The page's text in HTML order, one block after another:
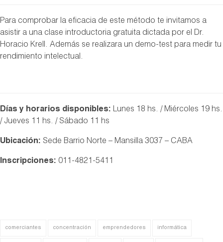
Para comprobar la eficacia de este método te invitamos a
asistir a una clase introductoria gratuita dictada por el Dr.
Horacio Krell. Además se realizara un demo-test para medir tu
rendimiento intelectual.
Días y horarios disponibles: Lunes 18 hs. / Miércoles 19 hs.
/ Jueves 11 hs. / Sábado 11 hs
Ubicación: Sede Barrio Norte – Mansilla 3037 – CABA
Inscripciones: 011-4821-5411
comerciantes concentración emprendedores informática